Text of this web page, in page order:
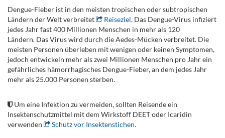
Dengue-Fieber ist in den meisten tropischen oder subtropischen
Ländern der Welt verbreitet
Reiseziel. Das Dengue-Virus infiziert
jedes Jahr fast 400 Millionen Menschen in mehr als 120
Ländern. Das Virus wird durch die Aedes-Mücken verbreitet. Die
meisten Personen überleben mit wenigen oder keinen Symptomen,
jedoch entwickeln mehr als zwei Millionen Menschen pro Jahr ein
gefährliches hämorrhagisches Dengue-Fieber, an dem jedes Jahr
mehr als 25.000 Personen sterben.
Um eine Infektion zu vermeiden, sollten Reisende ein
Insektenschutzmittel mit dem Wirkstoff DEET oder Icaridin
verwenden
Schutz vor Insektenstichen.